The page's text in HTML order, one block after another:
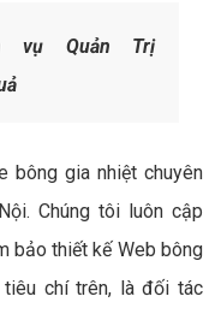
vụ Quản Trị
bông gia nhiệt chuyên
Chúng tôi luôn cập
bảo thiết kế Web bông
tiêu chí trên, là đối tác